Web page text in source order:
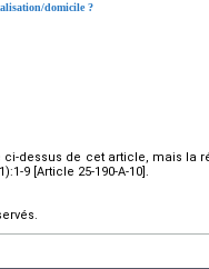
domicile ?
dessus de cet article, mais la
9 [Article 25-190-A-10].